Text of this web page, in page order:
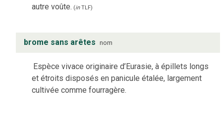
autre voûte. (inTLF)
brome sans arêtes nom
Espèce vivace originaire d’Eurasie, à épillets longs
et étroits disposés en panicule étalée, largement
cultivée comme fourragère.